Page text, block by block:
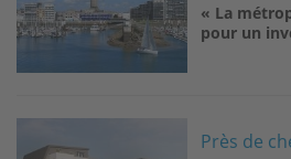
« La
pour un
Près de